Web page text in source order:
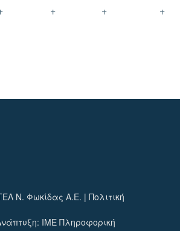
+ + +
Ν. Φωκίδας Α.Ε. |Πολιτική
ΙΜΕ Πληροφορική